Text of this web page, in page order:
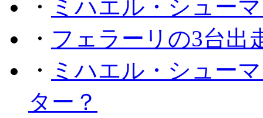
・ ミハエル・シュー
・ フェラーリの3台出
・ ミハエル・シュー
ター？